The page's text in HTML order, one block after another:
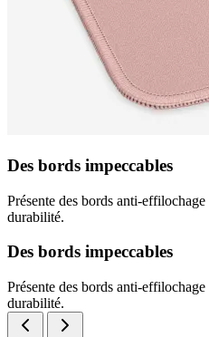
Des bords impeccables
Présente des bords anti-
durabilité.
Des bords impeccables
Présente des bords anti-
durabilité.